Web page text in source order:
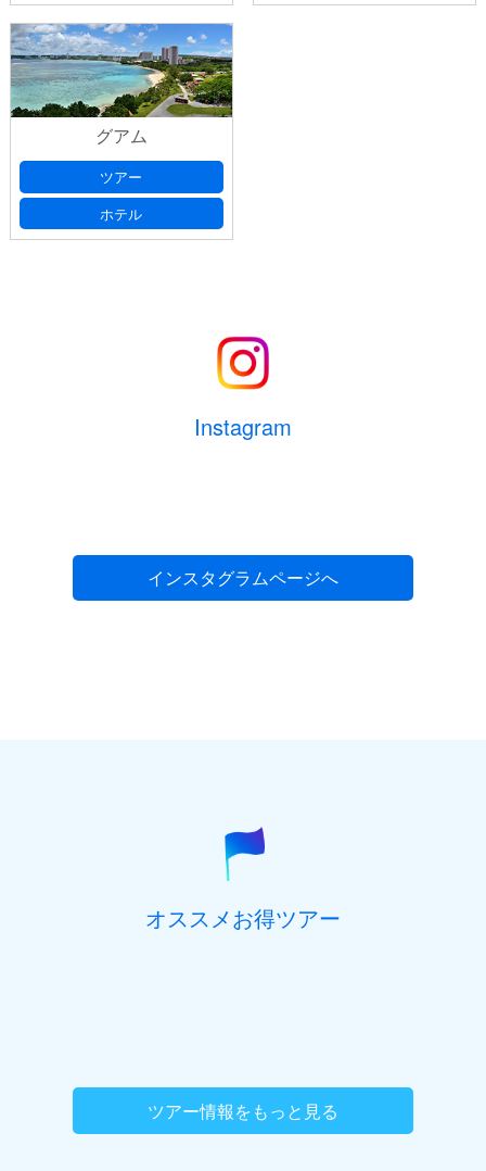
グアム
ツアー
ホテル
Instagram
インスタグラムページへ
オススメお得ツアー
ツアー情報をもっと見る